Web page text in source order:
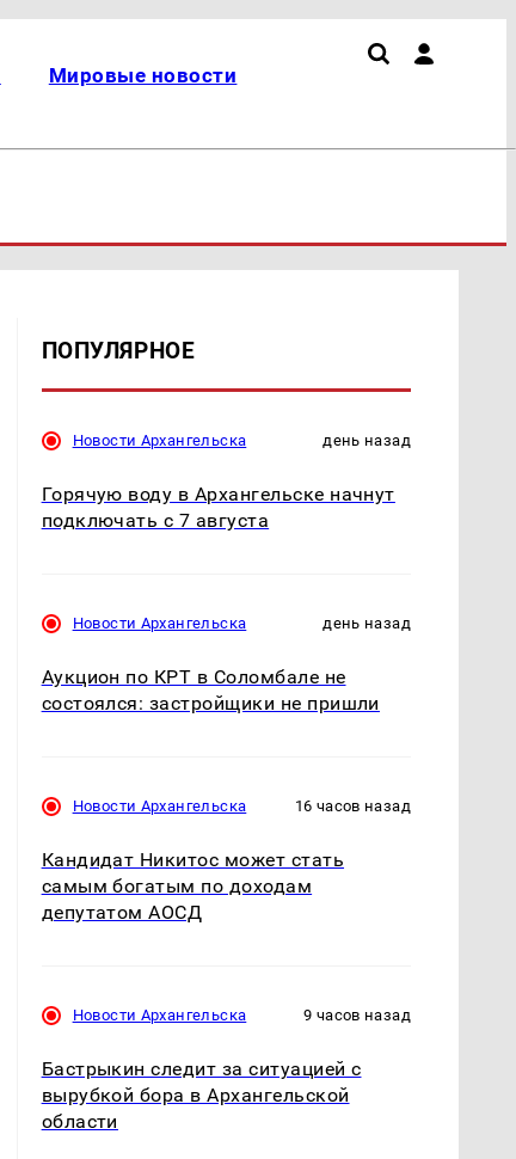
Мировые новости
ПОПУЛЯРНОЕ
Новости Архангельска день назад
Горячую воду в Архангельске начнут
подключать с 7 августа
Новости Архангельска день назад
Аукцион по КРТ в Соломбале не
состоялся: застройщики не пришли
Новости Архангельска 16 часов назад
Кандидат Никитос может стать
самым богатым по доходам
депутатом АОСД
Новости Архангельска 9 часов назад
Бастрыкин следит за ситуацией с
вырубкой бора в Архангельской
области